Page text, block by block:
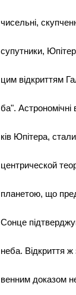
чисельні,
супутники,
цим відкриттям
ба". Астрономічні
ків Юпітера,
центрической
планетою, що
Сонце
неба. Відкриття
венним доказом